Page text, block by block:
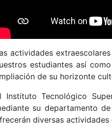
actividades
estudiantes así
de su horizonte
Instituto Tecnológico
su departamento
diversas